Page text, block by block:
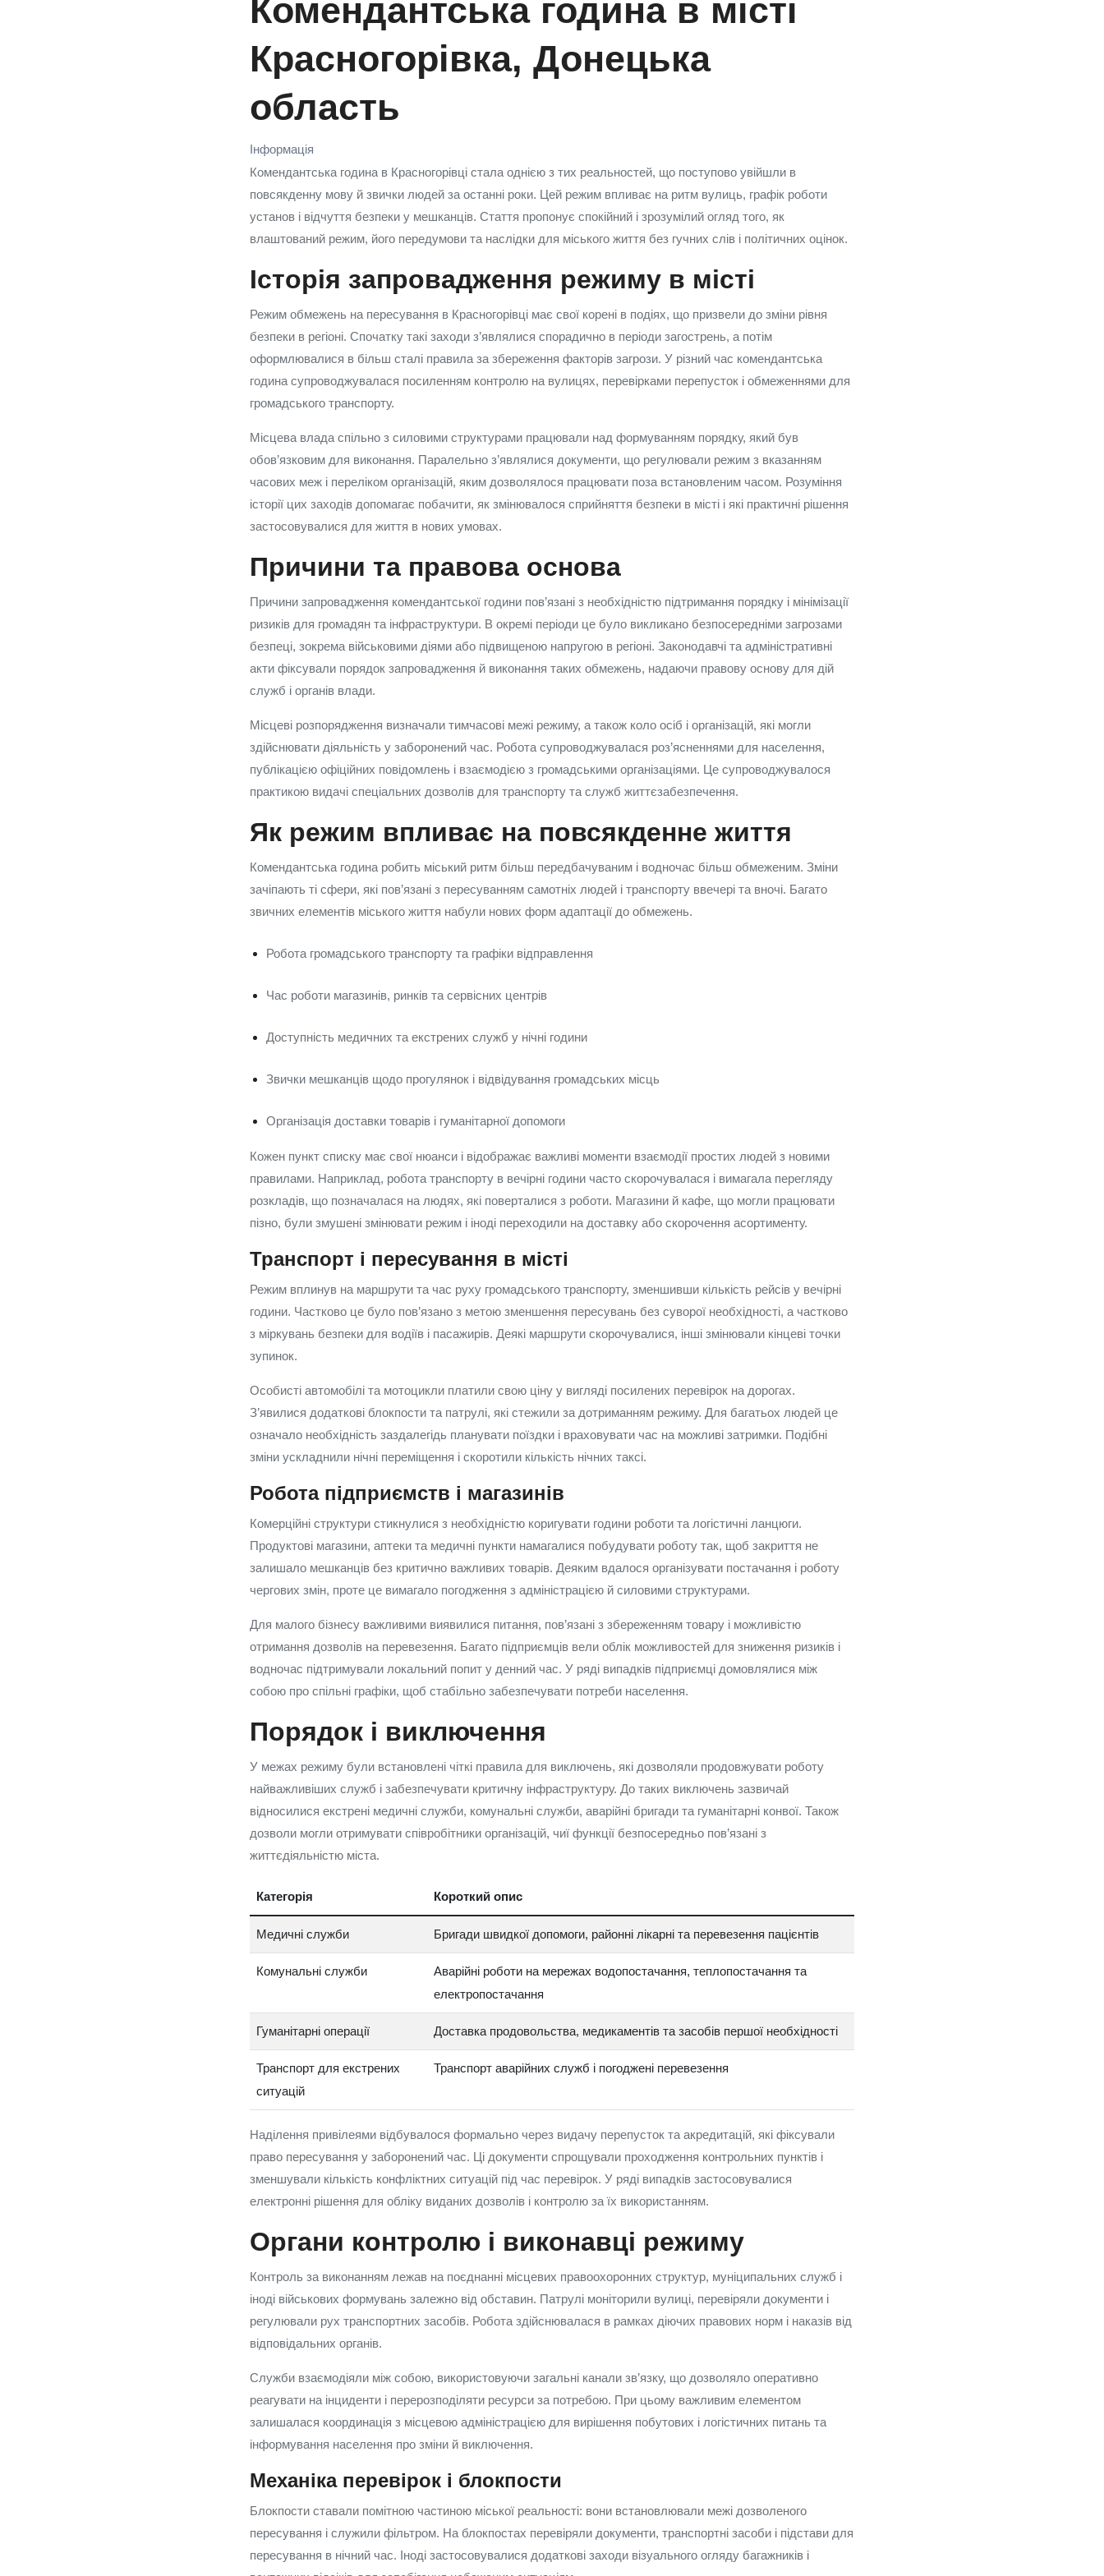
Комендантська година в місті
Красногорівка, Донецька
область
Інформація
Комендантська година в Красногорівці стала однією з тих реальностей, що поступово увійшли в
повсякденну мову й звички людей за останні роки. Цей режим впливає на ритм вулиць, графік роботи
установ і відчуття безпеки у мешканців. Стаття пропонує спокійний і зрозумілий огляд того, як
влаштований режим, його передумови та наслідки для міського життя без гучних слів і політичних оцінок.
Історія запровадження режиму в місті
Режим обмежень на пересування в Красногорівці має свої корені в подіях, що призвели до зміни рівня
безпеки в регіоні. Спочатку такі заходи з’являлися спорадично в періоди загострень, а потім
оформлювалися в більш сталi правила за збереження факторів загрози. У різний час комендантська
година супроводжувалася посиленням контролю на вулицях, перевірками перепусток і обмеженнями для
громадського транспорту.
Місцева влада спільно з силовими структурами працювали над формуванням порядку, який був
обов’язковим для виконання. Паралельно з’являлися документи, що регулювали режим з вказанням
часових меж і переліком організацій, яким дозволялося працювати поза встановленим часом. Розуміння
історії цих заходів допомагає побачити, як змінювалося сприйняття безпеки в місті і які практичні рішення
застосовувалися для життя в нових умовах.
Причини та правова основа
Причини запровадження комендантської години пов’язані з необхідністю підтримання порядку і мінімізації
ризиків для громадян та інфраструктури. В окремі періоди це було викликано безпосередніми загрозами
безпеці, зокрема військовими діями або підвищеною напругою в регіоні. Законодавчі та адміністративні
акти фіксували порядок запровадження й виконання таких обмежень, надаючи правову основу для дій
служб і органів влади.
Місцеві розпорядження визначали тимчасові межі режиму, а також коло осіб і організацій, які могли
здійснювати діяльність у заборонений час. Робота супроводжувалася роз’ясненнями для населення,
публікацією офіційних повідомлень і взаємодією з громадськими організаціями. Це супроводжувалося
практикою видачі спеціальних дозволів для транспорту та служб життєзабезпечення.
Як режим впливає на повсякденне життя
Комендантська година робить міський ритм більш передбачуваним і водночас більш обмеженим. Зміни
зачіпають ті сфери, які пов’язані з пересуванням самотніх людей і транспорту ввечері та вночі. Багато
звичних елементів міського життя набули нових форм адаптації до обмежень.
Робота громадського транспорту та графіки відправлення
Час роботи магазинів, ринків та сервісних центрів
Доступність медичних та екстрених служб у нічні години
Звички мешканців щодо прогулянок і відвідування громадських місць
Організація доставки товарів і гуманітарної допомоги
Кожен пункт списку має свої нюанси і відображає важливі моменти взаємодії простих людей з новими
правилами. Наприклад, робота транспорту в вечірні години часто скорочувалася і вимагала перегляду
розкладів, що позначалася на людях, які поверталися з роботи. Магазини й кафе, що могли працювати
пізно, були змушені змінювати режим і іноді переходили на доставку або скорочення асортименту.
Транспорт і пересування в місті
Режим вплинув на маршрути та час руху громадського транспорту, зменшивши кількість рейсів у вечірні
години. Частково це було пов’язано з метою зменшення пересувань без суворої необхідності, а частково
з міркувань безпеки для водіїв і пасажирів. Деякі маршрути скорочувалися, інші змінювали кінцеві точки
зупинок.
Особисті автомобілі та мотоцикли платили свою ціну у вигляді посилених перевірок на дорогах.
З’явилися додаткові блокпости та патрулі, які стежили за дотриманням режиму. Для багатьох людей це
означало необхідність заздалегідь планувати поїздки і враховувати час на можливі затримки. Подібні
зміни ускладнили нічні переміщення і скоротили кількість нічних таксі.
Робота підприємств і магазинів
Комерційні структури стикнулися з необхідністю коригувати години роботи та логістичні ланцюги.
Продуктові магазини, аптеки та медичні пункти намагалися побудувати роботу так, щоб закриття не
залишало мешканців без критично важливих товарів. Деяким вдалося організувати постачання і роботу
чергових змін, проте це вимагало погодження з адміністрацією й силовими структурами.
Для малого бізнесу важливими виявилися питання, пов’язані з збереженням товару і можливістю
отримання дозволів на перевезення. Багато підприємців вели облік можливостей для зниження ризиків і
водночас підтримували локальний попит у денний час. У ряді випадків підприємці домовлялися між
собою про спільні графіки, щоб стабільно забезпечувати потреби населення.
Порядок і виключення
У межах режиму були встановлені чіткі правила для виключень, які дозволяли продовжувати роботу
найважливіших служб і забезпечувати критичну інфраструктуру. До таких виключень зазвичай
відносилися екстрені медичні служби, комунальні служби, аварійні бригади та гуманітарні конвої. Також
дозволи могли отримувати співробітники організацій, чиї функції безпосередньо пов’язані з
життєдіяльністю міста.
Категорія Короткий опис
Медичні служби Бригади швидкої допомоги, районні лікарні та перевезення пацієнтів
Комунальні служби
Аварійні роботи на мережах водопостачання, теплопостачання та
електропостачання
Гуманітарні операції Доставка продовольства, медикаментів та засобів першої необхідності
Транспорт для екстрених
ситуацій
Транспорт аварійних служб і погоджені перевезення
Наділення привілеями відбувалося формально через видачу перепусток та акредитацій, які фіксували
право пересування у заборонений час. Ці документи спрощували проходження контрольних пунктів і
зменшували кількість конфліктних ситуацій під час перевірок. У ряді випадків застосовувалися
електронні рішення для обліку виданих дозволів і контролю за їх використанням.
Органи контролю і виконавці режиму
Контроль за виконанням лежав на поєднанні місцевих правоохоронних структур, муніципальних служб і
іноді військових формувань залежно від обставин. Патрулі моніторили вулиці, перевіряли документи і
регулювали рух транспортних засобів. Робота здійснювалася в рамках діючих правових норм і наказів від
відповідальних органів.
Служби взаємодіяли між собою, використовуючи загальні канали зв’язку, що дозволяло оперативно
реагувати на інциденти і перерозподіляти ресурси за потребою. При цьому важливим елементом
залишалася координація з місцевою адміністрацією для вирішення побутових і логістичних питань та
інформування населення про зміни й виключення.
Механіка перевірок і блокпости
Блокпости ставали помітною частиною міської реальності: вони встановлювали межі дозволеного
пересування і служили фільтром. На блокпостах перевіряли документи, транспортні засоби і підстави для
пересування в нічний час. Іноді застосовувалися додаткові заходи візуального огляду багажників і